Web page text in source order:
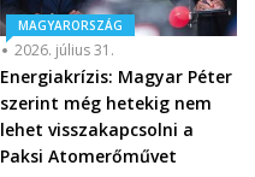
MAGYARORSZÁG
2026. július 31.
Energiakrízis: Magyar Péter
szerint még hetekig nem
lehet visszakapcsolni a
Paksi Atomerőművet